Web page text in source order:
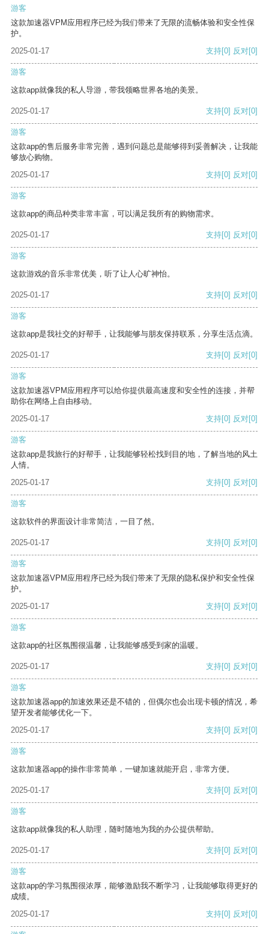
游客
这款加速器VPM应用程序已经为我们带来了无限的流畅体验和安全性保
护。
2025-01-17
支持[0] 反对[0]
游客
这款app就像我的私人导游，带我领略世界各地的美景。
2025-01-17 支持[0] 反对[0]
游客
这款app的售后服务非常完善，遇到问题总是能够得到妥善解决，让我能
够放心购物。
2025-01-17
支持[0] 反对[0]
游客
这款app的商品种类非常丰富，可以满足我所有的购物需求。
2025-01-17 支持[0] 反对[0]
游客
这款游戏的音乐非常优美，听了让人心旷神怡。
2025-01-17 支持[0] 反对[0]
游客
这款app是我社交的好帮手，让我能够与朋友保持联系，分享生活点滴。
2025-01-17 支持[0] 反对[0]
游客
这款加速器VPM应用程序可以给你提供最高速度和安全性的连接，并帮
助你在网络上自由移动。
2025-01-17
支持[0] 反对[0]
游客
这款app是我旅行的好帮手，让我能够轻松找到目的地，了解当地的风土
人情。
2025-01-17
支持[0] 反对[0]
游客
这款软件的界面设计非常简洁，一目了然。
2025-01-17 支持[0] 反对[0]
游客
这款加速器VPM应用程序已经为我们带来了无限的隐私保护和安全性保
护。
2025-01-17
支持[0] 反对[0]
游客
这款app的社区氛围很温馨，让我能够感受到家的温暖。
2025-01-17 支持[0] 反对[0]
游客
这款加速器app的加速效果还是不错的，但偶尔也会出现卡顿的情况，希
望开发者能够优化一下。
2025-01-17
支持[0] 反对[0]
游客
这款加速器app的操作非常简单，一键加速就能开启，非常方便。
2025-01-17 支持[0] 反对[0]
游客
这款app就像我的私人助理，随时随地为我的办公提供帮助。
2025-01-17 支持[0] 反对[0]
游客
这款app的学习氛围很浓厚，能够激励我不断学习，让我能够取得更好的
成绩。
2025-01-17
支持[0] 反对[0]